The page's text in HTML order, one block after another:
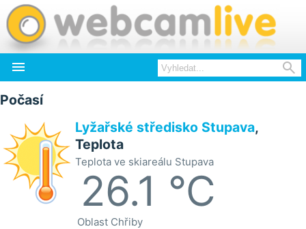
 
Počasí
Lyžařské středisko Stupava,
Teplota
Teplota ve skiareálu Stupava
26.1 °C
Oblast Chřiby